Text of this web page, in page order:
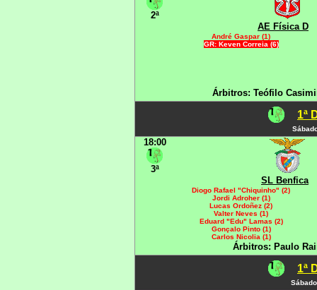
2ª
AE Física D
André Gaspar (1)
GR: Keven Correia (6)
Árbitros: Teófilo
1ª
18:00
3ª
SL Benfica
Diogo Rafael "Chiquinho" (2)
Jordi Adroher (1)
Lucas Ordoñez (2)
Valter Neves (1)
Eduard "Edu" Lamas (2)
Gonçalo Pinto (1)
Carlos Nicolia (1)
Árbitros: Paulo
1ª